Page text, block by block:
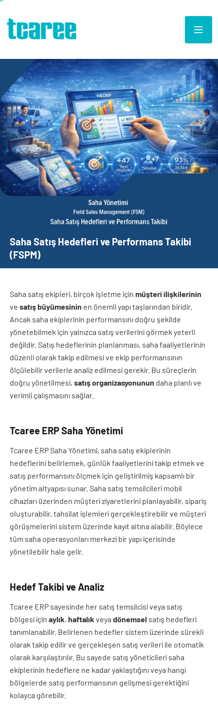
Saha Satış Hedefleri ve Performans Takibi
(FSPM)
Saha satış ekipleri, birçok işletme için müşteri ilişkilerinin
ve satış büyümesinin en önemli yapı taşlarından biridir.
Ancak saha ekiplerinin performansını doğru şekilde
yönetebilmek için yalnızca satış verilerini görmek yeterli
değildir. Satış hedeflerinin planlanması, saha faaliyetlerinin
düzenli olarak takip edilmesi ve ekip performansının
ölçülebilir verilerle analiz edilmesi gerekir. Bu süreçlerin
doğru yönetilmesi, satış organizasyonunun daha planlı ve
verimli çalışmasını sağlar.
Tcaree ERP Saha Yönetimi
Tcaree ERP Saha Yönetimi, saha satış ekiplerinin
hedeflerini belirlemek, günlük faaliyetlerini takip etmek ve
satış performansını ölçmek için geliştirilmiş kapsamlı bir
yönetim altyapısı sunar. Saha satış temsilcileri mobil
cihazları üzerinden müşteri ziyaretlerini planlayabilir, sipariş
oluşturabilir, tahsilat işlemleri gerçekleştirebilir ve müşteri
görüşmelerini sistem üzerinde kayıt altına alabilir. Böylece
tüm saha operasyonları merkezi bir yapı içerisinde
yönetilebilir hale gelir.
Hedef Takibi ve Analiz
Tcaree ERP sayesinde her satış temsilcisi veya satış
bölgesi için aylık, haftalık veya dönemsel satış hedefleri
tanımlanabilir. Belirlenen hedefler sistem üzerinde sürekli
olarak takip edilir ve gerçekleşen satış verileri ile otomatik
olarak karşılaştırılır. Bu sayede satış yöneticileri saha
ekiplerinin hedeflere ne kadar yaklaştığını veya hangi
bölgelerde satış performansının gelişmesi gerektiğini
kolayca görebilir.